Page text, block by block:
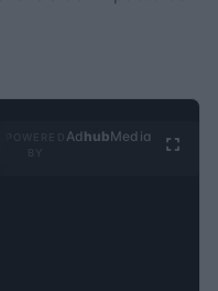
Ad hubMedia